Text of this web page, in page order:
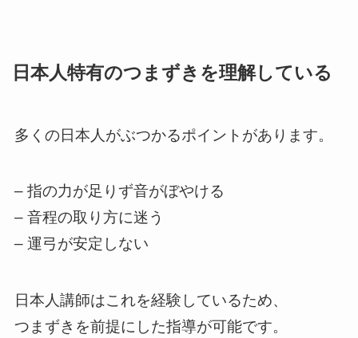
日本人特有のつまずきを理解している
多くの日本人がぶつかるポイントがあります。
– 指の力が足りず音がぼやける
– 音程の取り方に迷う
– 運弓が安定しない
日本人講師はこれを経験しているため、
つまずきを前提にした指導が可能です。